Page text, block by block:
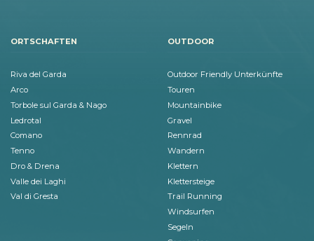
ORTSCHAFTEN
Riva del Garda
Arco
Torbole sul Garda & Nago
Ledrotal
Comano
Tenno
Dro & Drena
Valle dei Laghi
Val di Gresta
OUTDOOR
Outdoor Friendly Unterkünfte
Touren
Mountainbike
Gravel
Rennrad
Wandern
Klettern
Klettersteige
Trail Running
Windsurfen
Segeln